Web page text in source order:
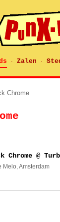
· Zalen ·
Chrome
Chrome @
Melo, Amsterdam